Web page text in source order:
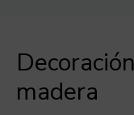
madera